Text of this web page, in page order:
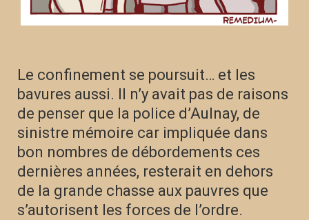
Le confinement se poursuit… et les
bavures aussi. Il n’y avait pas de raisons
de penser que la police d’Aulnay, de
sinistre mémoire car impliquée dans
bon nombres de débordements ces
dernières années, resterait en dehors
de la grande chasse aux pauvres que
s’autorisent les forces de l’ordre.